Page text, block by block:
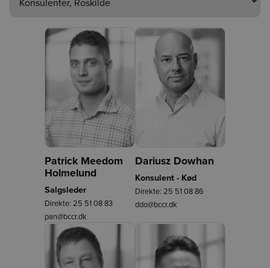
Patrick Meedom
Holmelund
Salgsleder
Direkte: 25 51 08 83
pan@bccr.dk
Dariusz Dowhan
Konsulent - Kød
Direkte: 25 51 08 86
ddo@bccr.dk